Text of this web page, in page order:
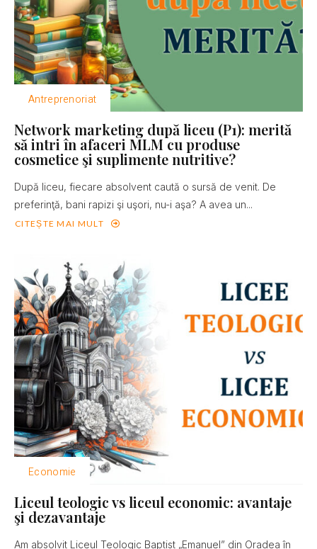
Antreprenoriat
Network marketing după liceu (P1): merită
să intri în afaceri MLM cu produse
cosmetice şi suplimente nutritive?
După liceu, fiecare absolvent caută o sursă de venit. De
preferinţă, bani rapizi şi uşori, nu-i aşa? A avea un...
CITEȘTE MAI MULT
Economie
Liceul teologic vs liceul economic: avantaje
şi dezavantaje
Am absolvit Liceul Teologic Baptist „Emanuel” din Oradea în